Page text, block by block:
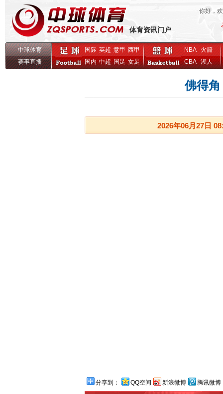
体育资讯门户
你好，
中球体育
赛事直播
国际 英超 意甲 西甲
国内 中超 国足 女足
NBA
火箭
CBA湖人
佛得
2026年06月27日
分享到： QQ空间 新浪微博 腾讯微博